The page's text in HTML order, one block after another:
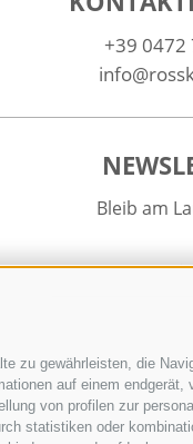
zu gewährleisten, die
auf einem endgerät,
von profilen zur
statistiken oder
+39 0472
Bleib am
Newsletter